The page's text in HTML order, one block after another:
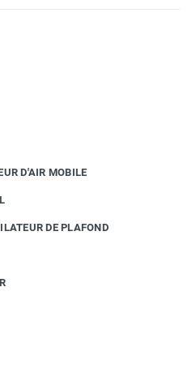
D'AIR MOBILE
DE PLAFOND